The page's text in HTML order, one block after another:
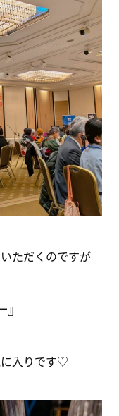
ただくのですが
に入りです♡